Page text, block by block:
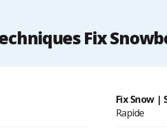
Fix
Fix Snow |
Rapide